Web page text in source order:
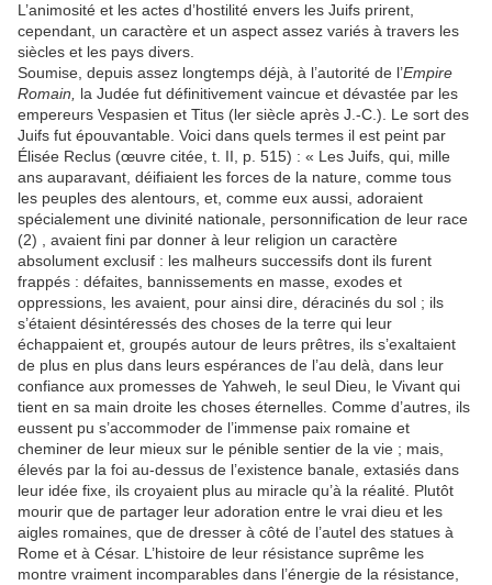
L’animosité et les actes d’hostilité envers les Juifs prirent,
cependant, un caractère et un aspect assez variés à travers les
siècles et les pays divers.
Soumise, depuis assez longtemps déjà, à l’autorité de l’Empire
Romain,
la Judée fut définitivement vaincue et dévastée par les
empereurs Vespasien et Titus (ler siècle après J.-C.). Le sort des
Juifs fut épouvantable. Voici dans quels termes il est peint par
Élisée Reclus (œuvre citée, t. II, p. 515) : « Les Juifs, qui, mille
ans auparavant, déifiaient les forces de la nature, comme tous
les peuples des alentours, et, comme eux aussi, adoraient
spécialement une divinité nationale, personnification de leur race
(2) , avaient fini par donner à leur religion un caractère
absolument exclusif : les malheurs successifs dont ils furent
frappés : défaites, bannissements en masse, exodes et
oppressions, les avaient, pour ainsi dire, déracinés du sol ; ils
s’étaient désintéressés des choses de la terre qui leur
échappaient et, groupés autour de leurs prêtres, ils s’exaltaient
de plus en plus dans leurs espérances de l’au delà, dans leur
confiance aux promesses de Yahweh, le seul Dieu, le Vivant qui
tient en sa main droite les choses éternelles. Comme d’autres, ils
eussent pu s’accommoder de l’immense paix romaine et
cheminer de leur mieux sur le pénible sentier de la vie ; mais,
élevés par la foi au-dessus de l’existence banale, extasiés dans
leur idée fixe, ils croyaient plus au miracle qu’à la réalité. Plutôt
mourir que de partager leur adoration entre le vrai dieu et les
aigles romaines, que de dresser à côté de l’autel des statues à
Rome et à César. L’histoire de leur résistance suprême les
montre vraiment incomparables dans l’énergie de la résistance,